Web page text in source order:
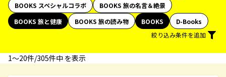
BOOKS スペシャルコラボ
BOOKS 旅の名言＆絶景
BOOKS 旅と健康
BOOKS 旅の読み物 BOOKS
D-Books
絞り込み条件を追加
1〜20件/305件中 を表示